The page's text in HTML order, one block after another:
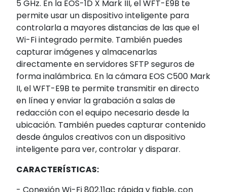
5 GHz. En la EOS-1D X Mark III, el WFT-E9B te
permite usar un dispositivo inteligente para
controlarla a mayores distancias de las que el
Wi-Fi integrado permite. También puedes
capturar imágenes y almacenarlas
directamente en servidores SFTP seguros de
forma inalámbrica. En la cámara EOS C500 Mark
II, el WFT-E9B te permite transmitir en directo
en línea y enviar la grabación a salas de
redacción con el equipo necesario desde la
ubicación. También puedes capturar contenido
desde ángulos creativos con un dispositivo
inteligente para ver, controlar y disparar.
CARACTERÍSTICAS: